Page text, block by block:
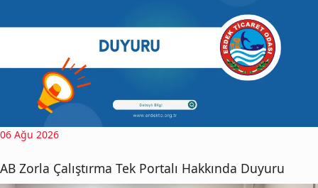
06 Ağu 2026
AB Zorla Çalıştırma Tek Portalı Hakkında Duyuru